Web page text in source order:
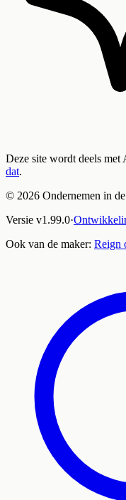
Deze site wordt deels
dat.
© 2026 Ondernemen in
Versie v1.99.0·
Ook van de maker: Reign